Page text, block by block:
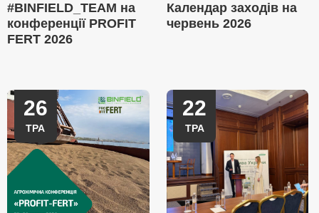
#BINFIELD_TEAM на
конференції PROFIT
FERT 2026
Календар заходів на
червень 2026
26
ТРА
22
ТРА